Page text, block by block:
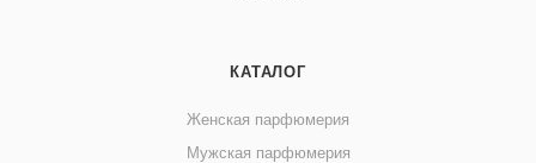
КАТАЛОГ
Женская парфюмерия
Мужская парфюмерия